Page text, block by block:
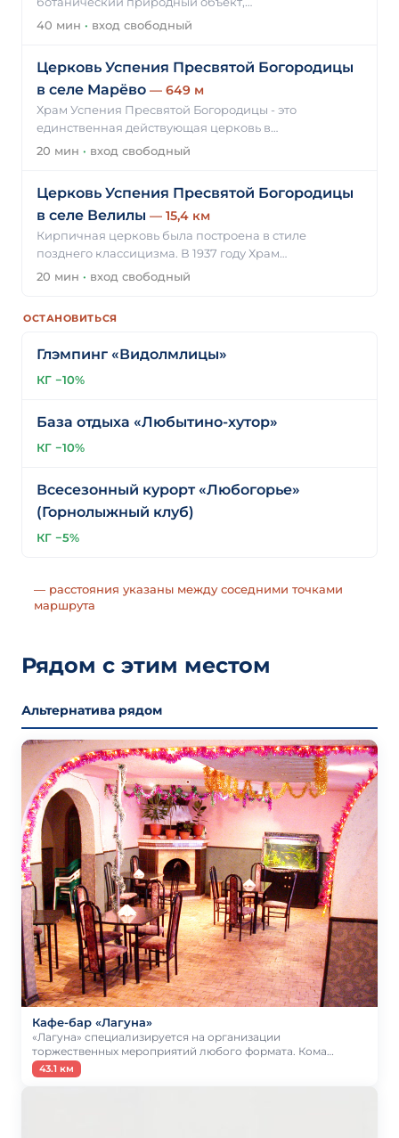
40 мин · вход свободный
Церковь Успения Пресвятой Богородицы
в селе Марёво — 649 м
Храм Успения Пресвятой Богородицы - это
единственная действующая церковь в…
20 мин · вход свободный
Церковь Успения Пресвятой Богородицы
в селе Велилы — 15,4 км
Кирпичная церковь была построена в стиле
позднего классицизма. В 1937 году Храм…
20 мин · вход свободный
ОСТАНОВИТЬСЯ
Глэмпинг «Видолмлицы»
КГ −10%
База отдыха «Любытино-хутор»
КГ −10%
Всесезонный курорт «Любогорье»
(Горнолыжный клуб)
КГ −5%
— расстояния указаны между соседними точками
маршрута
Рядом с этим местом
Альтернатива рядом
Кафе-бар «Лагуна»
«Лагуна» специализируется на организации
торжественных мероприятий любого формата. Кома…
43.1 км